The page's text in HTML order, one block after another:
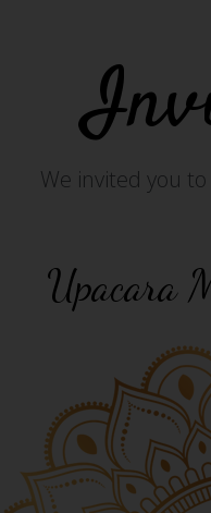
We invited you
Upacara